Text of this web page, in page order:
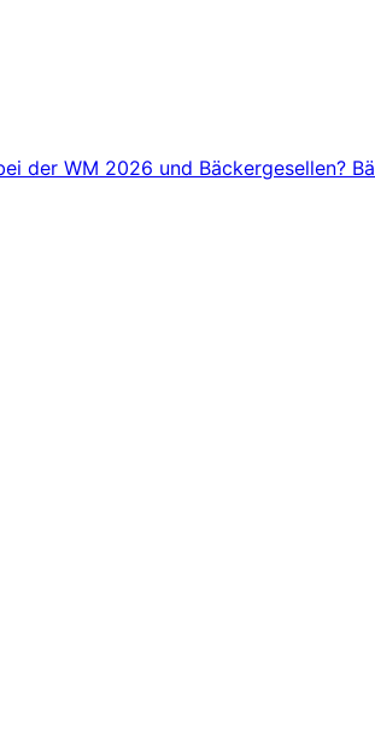
der WM 2026 und Bäckergesellen?